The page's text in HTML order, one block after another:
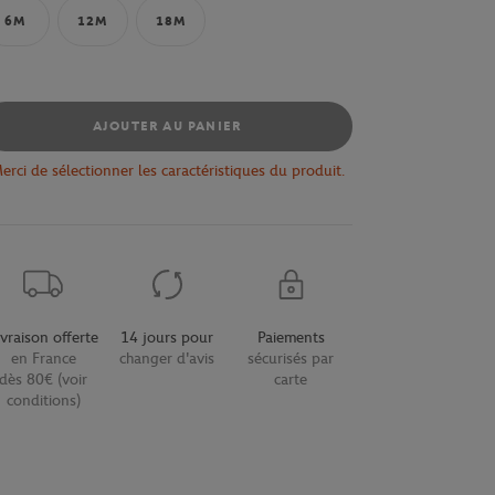
6M 12M 18M
AJOUTER AU PANIER
de sélectionner les caractéristiques du produit.
offerte
en France
dès 80€ (voir
conditions)
14 jours pour
changer d'avis
Paiements
sécurisés par
carte